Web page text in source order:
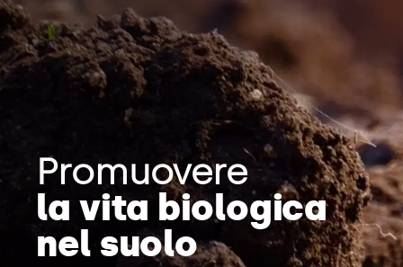
Promuovere
la vita biologica
nel suolo